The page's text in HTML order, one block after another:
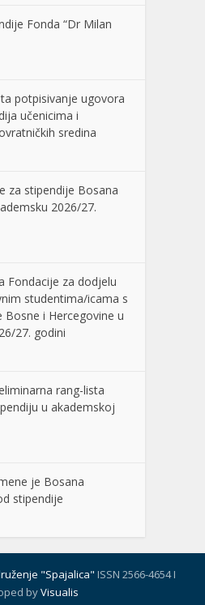
Fonda “Dr Milan
potpisivanje ugovora
učenicima i
sredina
za stipendije Bosana
2026/27.
Fondacije za dodjelu
studentima/icama s
Bosne i Hercegovine u
27. godini
rang-lista
u akademskoj
je Bosana
stipendije
"Spajalica" ISSN 2566-4654 I
byVisualis